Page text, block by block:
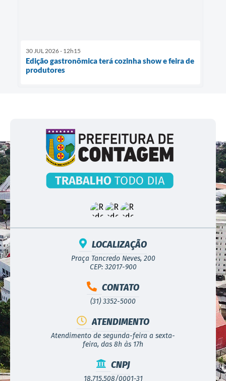
30 JUL 2026 - 12h15
Edição gastronômica terá cozinha show e feira de
produtores
LOCALIZAÇÃO
Praça Tancredo Neves, 200
CEP: 32017-900
CONTATO
(31) 3352-5000
ATENDIMENTO
Atendimento de segunda-feira a sexta-
feira, das 8h às 17h
CNPJ
18.715.508/0001-31